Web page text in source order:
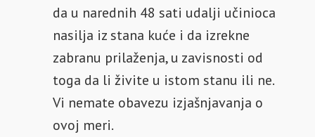
da u narednih 48 sati udalji učinioca
nasilja iz stana kuće i da izrekne
zabranu prilaženja, u zavisnosti od
toga da li živite u istom stanu ili ne.
Vi nemate obavezu izjašnjavanja o
ovoj meri.